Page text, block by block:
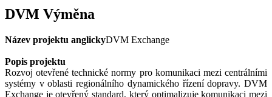
DVM Výměna
Název projektu anglickyDVM Exchange
Popis projektu
Rozvoj otevřené technické normy pro komunikaci mezi centrálními
systémy v oblasti regionálního dynamického řízení dopravy. DVM
Exchange je otevřený standard, který optimalizuje komunikaci mezi